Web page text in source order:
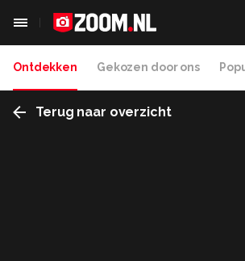
Ontdekken Gekozen door ons
Terug naar overzicht